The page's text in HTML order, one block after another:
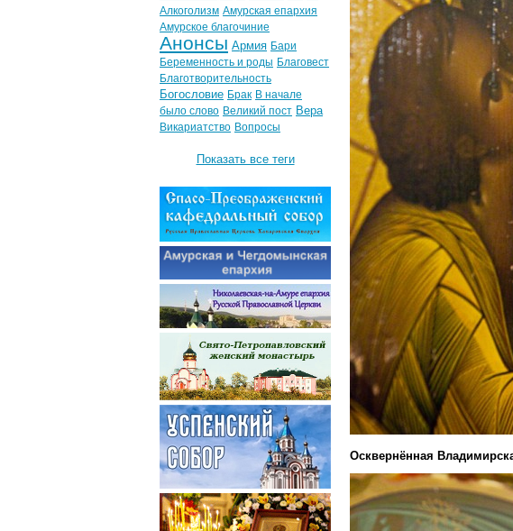
Осквернённая
Алкоголизм Амурская епархия
Амурское благочиние
Анонсы Армия Бари
Беременность и роды Благовест
Благотворительность
Богословие Брак В начале
было слово Великий пост Вера
Викариатство Вопросы
Показать все теги